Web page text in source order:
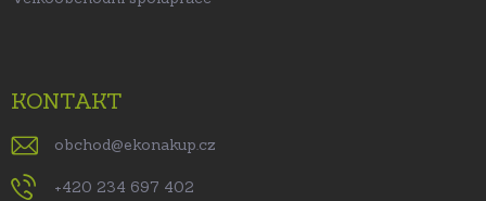
KONTAKT
obchod@ekonakup.cz
+420 234 697 402